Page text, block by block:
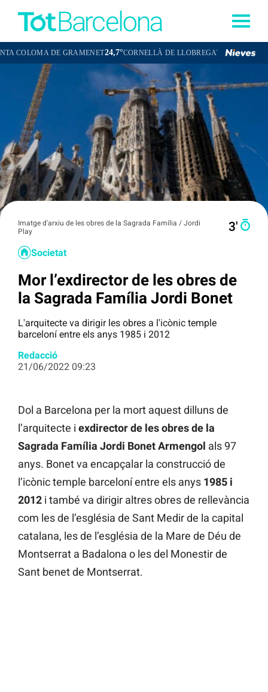
GRAMENET24,7°CORNELLÀ DE LLOBREGAT23,7°SANT BOI DE
Imatge d'arxiu de les obres de la Sagrada Família / Jordi
Play
3′
Societat
Mor l’exdirector de les obres de
la Sagrada Família Jordi Bonet
L'arquitecte va dirigir les obres a l'icònic temple
barceloní entre els anys 1985 i 2012
Redacció
21/06/2022 09:23
Dol a Barcelona per la mort aquest dilluns de
l’arquitecte i exdirector de les obres de la
Sagrada Família Jordi Bonet Armengol als 97
anys. Bonet va encapçalar la construcció de
l’icònic temple barceloní entre els anys 1985 i
2012 i també va dirigir altres obres de rellevància
com les de l’església de Sant Medir de la capital
catalana, les de l’església de la Mare de Déu de
Montserrat a Badalona o les del Monestir de
Sant benet de Montserrat.